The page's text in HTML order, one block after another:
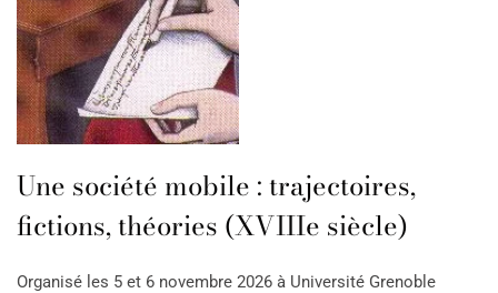
Une société mobile : trajectoires,
fictions, théories (XVIIIe siècle)
Organisé les 5 et 6 novembre 2026 à Université Grenoble